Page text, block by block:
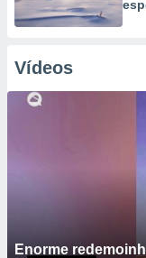
Vídeos
Enorme